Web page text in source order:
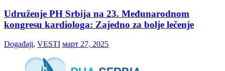
Udruženje PH Srbija na 23. Međunarodnom
kongresu kardiologa: Zajedno za bolje lečenje
Događaji, VESTI март 27, 2025